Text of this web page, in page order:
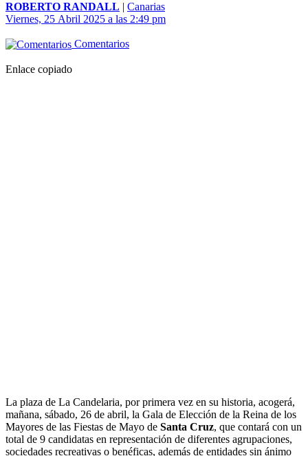
ROBERTO RANDALL | Canarias
Viernes, 25 Abril 2025 a las 2:49 pm
Comentarios
Enlace copiado
La plaza de La Candelaria, por primera vez en su historia, acogerá,
mañana, sábado, 26 de abril, la Gala de Elección de la Reina de los
Mayores de las Fiestas de Mayo de Santa Cruz, que contará con un
total de 9 candidatas en representación de diferentes agrupaciones,
sociedades recreativas o benéficas, además de entidades sin ánimo